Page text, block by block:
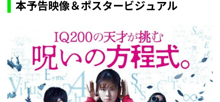
本予告映像＆ポスタービジュアル